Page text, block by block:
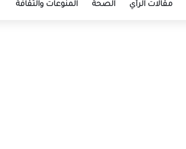
مقالات الرأي الصحة المنوعات والثقافة